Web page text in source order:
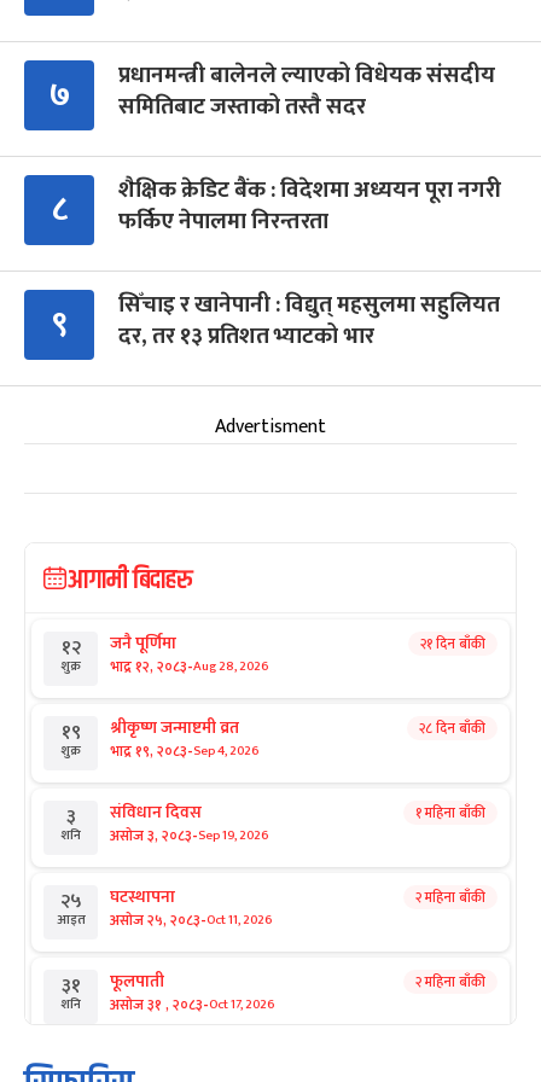
७
प्रधानमन्त्री बालेनले ल्याएको विधेयक संसदीय
समितिबाट जस्ताको तस्तै सदर
८
शैक्षिक क्रेडिट बैंक : विदेशमा अध्ययन पूरा नगरी
फर्किए नेपालमा निरन्तरता
९
सिँचाइ र खानेपानी : विद्युत् महसुलमा सहुलियत
दर, तर १३ प्रतिशत भ्याटको भार
Advertisment
आगामी बिदाहरु
१२
शुक्र
जनै पूर्णिमा
भाद्र १२, २०८३-Aug 28, 2026
२१ दिन बाँकी
१९
शुक्र
श्रीकृष्ण जन्माष्टमी व्रत
भाद्र १९, २०८३-Sep 4, 2026
२८ दिन बाँकी
३
शनि
संविधान दिवस
असोज ३, २०८३-Sep 19, 2026
१ महिना बाँकी
२५
आइत
घटस्थापना
असोज २५, २०८३-Oct 11, 2026
२ महिना बाँकी
३१
शनि
फूलपाती
असोज ३१ , २०८३-Oct 17, 2026
२ महिना बाँकी
१ कार्तिक सङ्क्रान्ति